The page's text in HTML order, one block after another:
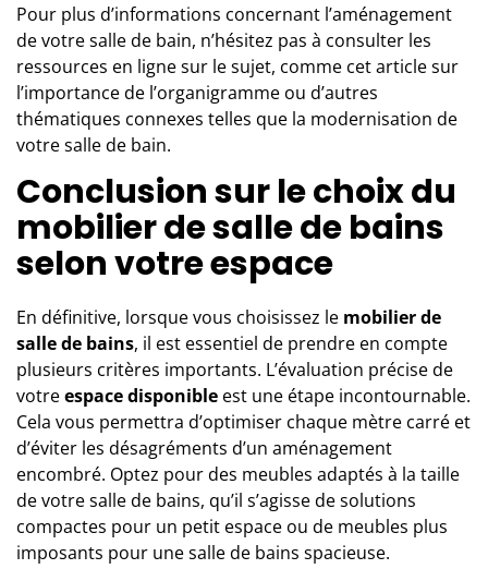
Pour plus d’informations concernant l’aménagement
de votre salle de bain, n’hésitez pas à consulter les
ressources en ligne sur le sujet, comme cet article sur
l’importance de l’organigramme ou d’autres
thématiques connexes telles que la modernisation de
votre salle de bain.
Conclusion sur le choix du
mobilier de salle de bains
selon votre espace
En définitive, lorsque vous choisissez le mobilier de
salle de bains, il est essentiel de prendre en compte
plusieurs critères importants. L’évaluation précise de
votreespace disponible est une étape incontournable.
Cela vous permettra d’optimiser chaque mètre carré et
d’éviter les désagréments d’un aménagement
encombré. Optez pour des meubles adaptés à la taille
de votre salle de bains, qu’il s’agisse de solutions
compactes pour un petit espace ou de meubles plus
imposants pour une salle de bains spacieuse.